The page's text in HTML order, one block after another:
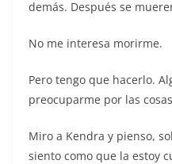
demás. Después se
No me interesa morirme.
Pero tengo que hacerlo.
preocuparme por las
Miro a Kendra y pienso,
siento como que la estoy